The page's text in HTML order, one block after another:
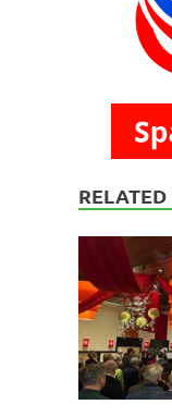
RELATED